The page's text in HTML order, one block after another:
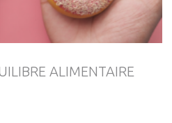
ALIMENTAIRE